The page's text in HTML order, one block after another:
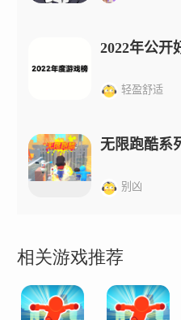
2022年公开
轻盈舒适
无限跑酷系
别凶
相关游戏推荐